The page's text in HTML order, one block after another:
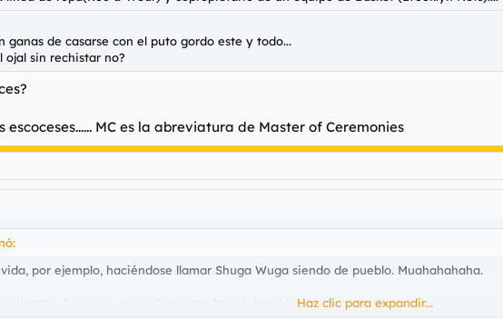
ganas de casarse con el puto gordo este y todo...
ojal sin rechistar no?
MC es la abreviatura de Master of Ceremonies
por ejemplo, haciéndose llamar Shuga Wuga siendo de pueblo. Muahahahaha.
Pese a su pose de malota le petaba el orto.Haz clic para expandir...